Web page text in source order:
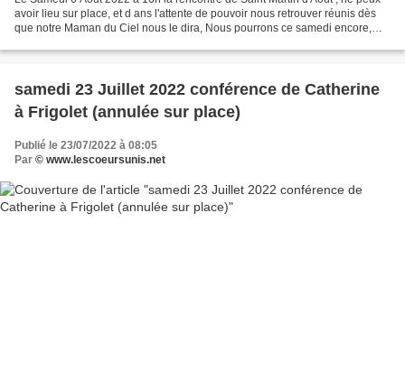
avoir lieu sur place, et d ans l'attente de pouvoir nous retrouver réunis dès
que notre Maman du Ciel nous le dira, Nous pourrons ce samedi encore,
samedi 23 Juillet 2022 conférence de Catherine
à Frigolet (annulée sur place)
Publié le 23/07/2022 à 08:05
Par © www.lescoeursunis.net